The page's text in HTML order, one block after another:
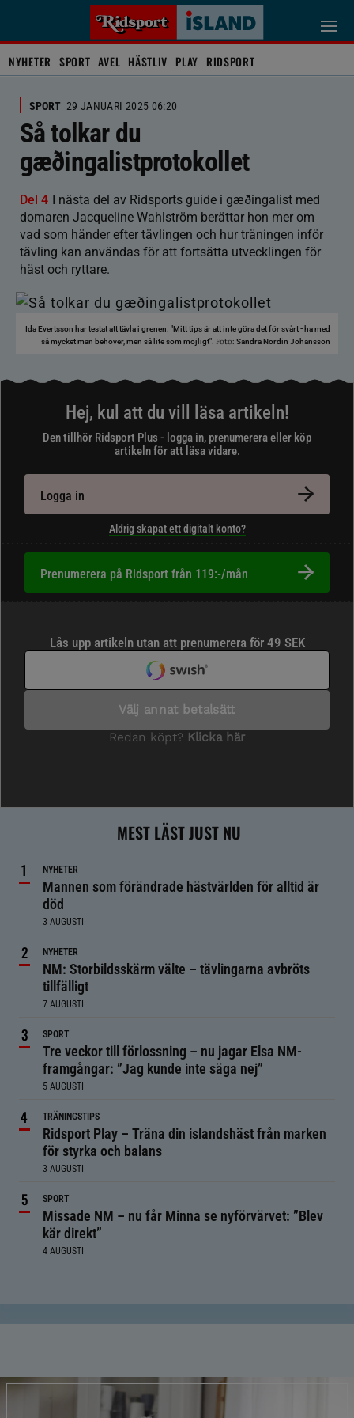
NYHETER SPORT AVEL HÄSTLIV PLAY RIDSPORT
SPORT 29 JANUARI 2025 06:20
Så tolkar du
gæðingalistprotokollet
Del 4 I nästa del av Ridsports guide i gæðingalist med
domaren Jacqueline Wahlström berättar hon mer om
vad som händer efter tävlingen och hur träningen inför
tävling kan användas för att fortsätta utvecklingen för
häst och ryttare.
Ida Evertsson har testat att tävla i grenen. "Mitt tips är att inte göra det för svårt - ha med
så mycket man behöver, men så lite som möjligt". Foto: Sandra Nordin Johansson
Hej, kul att du vill läsa artikeln!
Den tillhör Ridsport Plus - logga in, prenumerera eller köp
artikeln för att läsa vidare.
Logga in
Aldrig skapat ett digitalt konto?
Prenumerera på Ridsport från 119:-/mån
MEST LÄST JUST NU
NYHETER
Mannen som förändrade hästvärlden för alltid är
död
3 AUGUSTI
NYHETER
NM: Storbildsskärm välte – tävlingarna avbröts
tillfälligt
7 AUGUSTI
SPORT
Tre veckor till förlossning – nu jagar Elsa NM-
framgångar: ”Jag kunde inte säga nej”
5 AUGUSTI
TRÄNINGSTIPS
Ridsport Play – Träna din islandshäst från marken
för styrka och balans
3 AUGUSTI
SPORT
Missade NM – nu får Minna se nyförvärvet: ”Blev
kär direkt”
4 AUGUSTI